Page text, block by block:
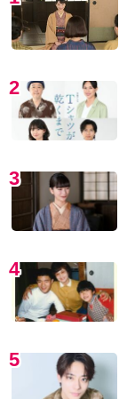
2
4
5